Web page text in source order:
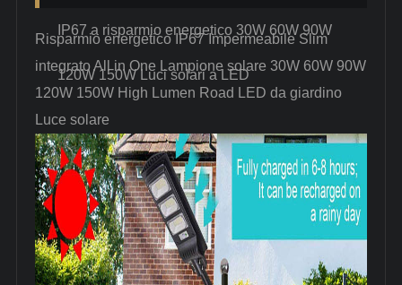
IP67 a risparmio energetico 30W 60W 90W
120W 150W Luci solari a LED
Risparmio energetico IP67 Impermeabile Slim
integrato All in One Lampione solare 30W 60W 90W
120W 150W High Lumen Road LED da giardino
Luce solare